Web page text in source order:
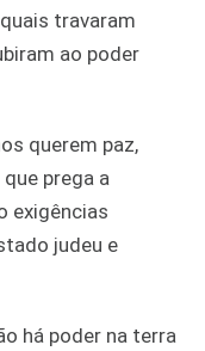
travaram
ao poder
querem paz,
prega a
exigências
judeu e
há poder na terra